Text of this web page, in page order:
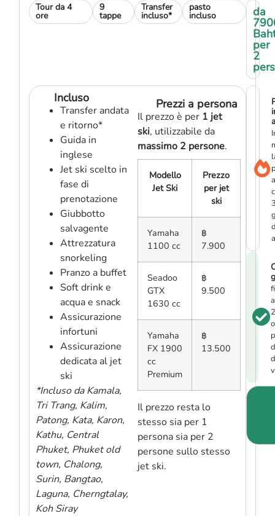
Tour da 4
ore
9
tappe
Transfer
incluso*
pasto
incluso da
per
2
Incluso
Transfer andata
e ritorno*
Guida in
inglese
Jet ski scelto in
fase di
prenotazione
Giubbotto
salvagente
Attrezzatura
snorkeling
Pranzo a buffet
Soft drink e
acqua e snack
Assicurazione
infortuni
Assicurazione
dedicata al jet
ski
*Incluso da Kamala,
Tri Trang, Kalim,
Patong, Kata, Karon,
Kathu, Central
Phuket, Phuket old
town, Chalong,
Surin, Bangtao,
Laguna, Cherngtalay,
Koh Siray
Prezzi a persona
Il prezzo è per 1 jet
ski, utilizzabile da
massimo 2 persone.
Modello
Jet Ski
Prezzo
per jet
ski
Yamaha
1100 cc
฿
7.900
Seadoo
GTX
1630 cc
฿
9.500
Yamaha
FX 1900
cc
Premium
฿
13.500
Il prezzo resta lo
stesso sia per 1
persona sia per 2
persone sullo stesso
jet ski.
a